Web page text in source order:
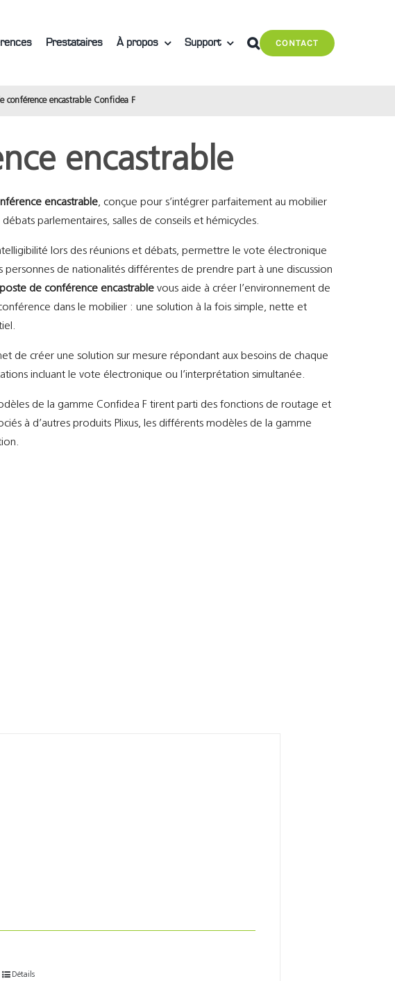
Prestataires À propos Support CONTACT
conférence encastrable Confidea F
encastrable
encastrable, conçue pour s’intégrer parfaitement au mobilier
parlementaires, salles de conseils et hémicycles.
lors des réunions et débats, permettre le vote électronique
de nationalités différentes de prendre part à une discussion
poste de conférence encastrable vous aide à créer l’environnement de
dans le mobilier : une solution à la fois simple, nette et
de créer une solution sur mesure répondant aux besoins de chaque
incluant le vote électronique ou l’interprétation simultanée.
de la gamme Confidea F tirent parti des fonctions de routage et
à d’autres produits Plixus, les différents modèles de la gamme
Détails